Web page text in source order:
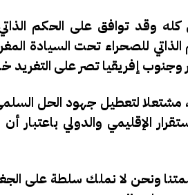
كله وقد توافق على الحكم
للصحراء تحت السيادة
وجنوب إفريقيا تصر على
مشتعلا لتعطيل جهود الحل
الإقليمي والدولي باعتبار
ونحن لا نملك سلطة على